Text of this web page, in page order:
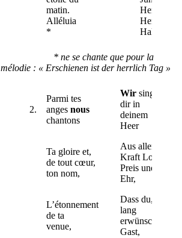
matin.
Alléluia
*
Herr aller
Herrn !
* ne se chante que pour la
mélodie : « Erschienen ist der herrlich Tag »
2.
Parmi tes
angesnous
chantons
Wir singen
dir in
deinem
Heer
Ta gloire et,
de tout cœur,
ton nom,
Aus aller
Kraft Lob,
Preis und
Ehr,
L’étonnement
de ta
venue,
Dass du, o
lang
erwünschter
Gast,